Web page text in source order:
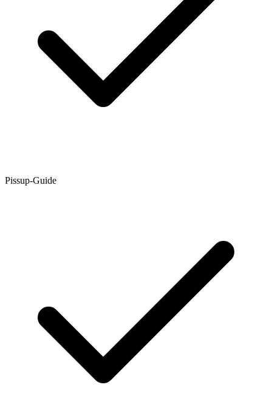
Pissup-Guide